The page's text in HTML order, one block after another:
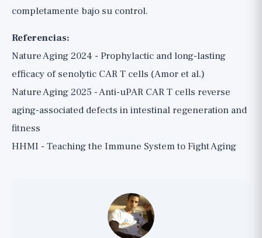
completamente bajo su control.
Referencias:
Nature Aging 2024 - Prophylactic and long-lasting
efficacy of senolytic CAR T cells (Amor et al.)
Nature Aging 2025 - Anti-uPAR CAR T cells reverse
aging-associated defects in intestinal regeneration and
fitness
HHMI - Teaching the Immune System to Fight Aging